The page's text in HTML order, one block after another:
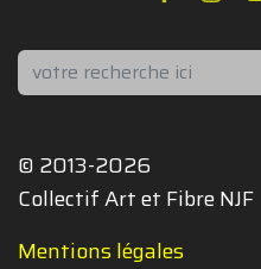
Rechercher
© 2013-2026
Collectif Art et Fibre NJF
Mentions légales